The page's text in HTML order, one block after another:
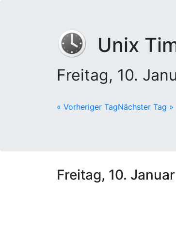
Unix
Freitag, 10.
« Vorheriger TagNächster Tag »
Freitag, 10.